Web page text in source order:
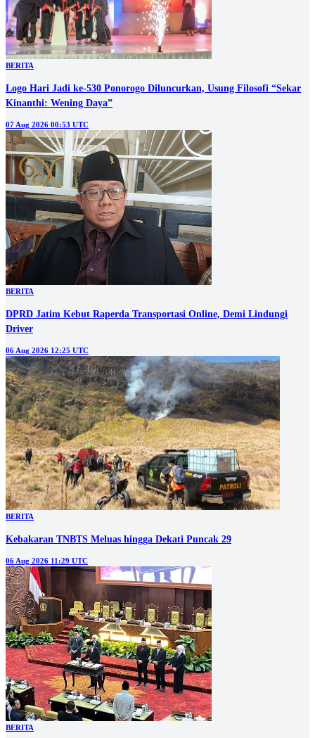
BERITA
Logo Hari Jadi ke-530 Ponorogo Diluncurkan, Usung Filosofi “Sekar
Kinanthi: Wening Daya”
07 Aug 2026 00:53 UTC
BERITA
DPRD Jatim Kebut Raperda Transportasi Online, Demi Lindungi
Driver
06 Aug 2026 12:25 UTC
BERITA
Kebakaran TNBTS Meluas hingga Dekati Puncak 29
06 Aug 2026 11:29 UTC
BERITA